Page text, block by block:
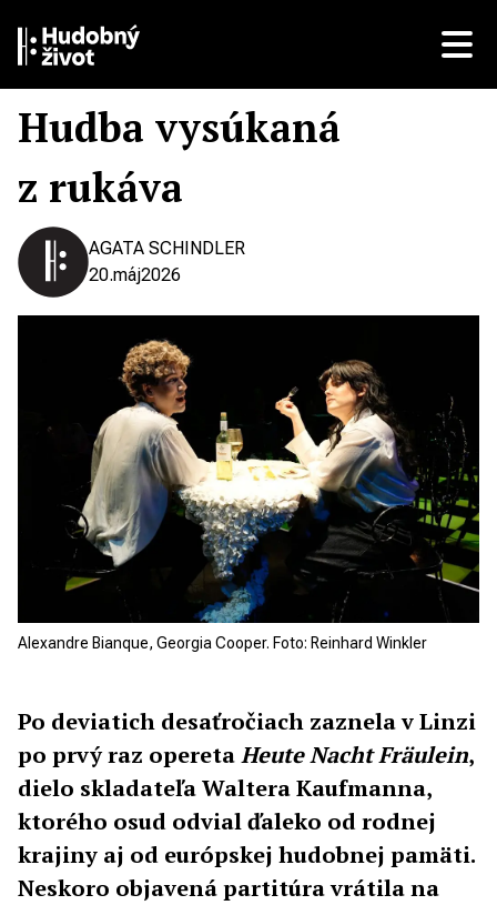
Hudba vysúkaná
z rukáva
AGATA SCHINDLER
20.máj2026
Alexandre Bianque, Georgia Cooper. Foto: Reinhard Winkler
Po deviatich desaťročiach zaznela v Linzi
po prvý raz operetaHeute Nacht Fräulein,
dielo skladateľa Waltera Kaufmanna,
ktorého osud odvial ďaleko od rodnej
krajiny aj od európskej hudobnej pamäti.
Neskoro objavená partitúra vrátila na